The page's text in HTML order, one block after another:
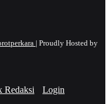
| Proudly Hosted by
Redaksi Login